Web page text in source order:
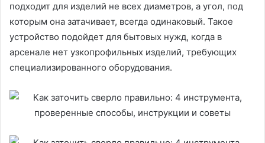
подходит для изделий не всех диаметров, а угол, под
которым она затачивает, всегда одинаковый. Такое
устройство подойдет для бытовых нужд, когда в
арсенале нет узкопрофильных изделий, требующих
специализированного оборудования.